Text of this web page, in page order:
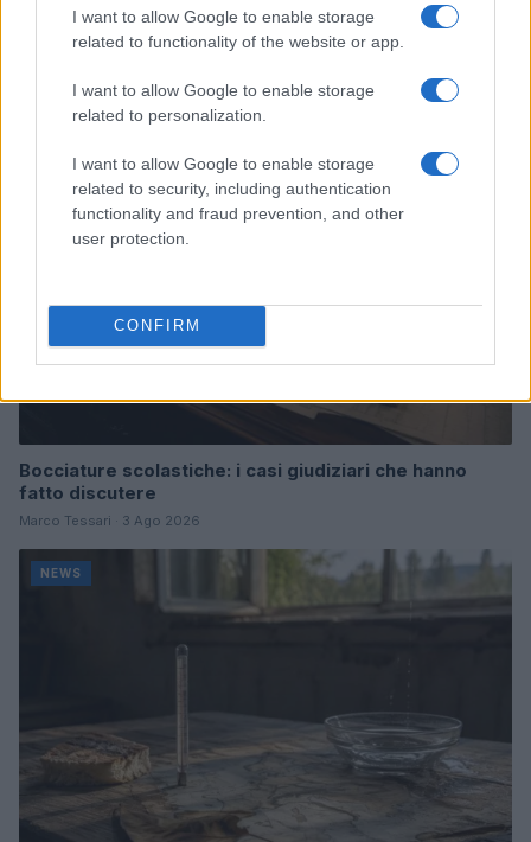
I want to allow Google to enable storage
related to functionality of the website or app.
I want to allow Google to enable storage
related to personalization.
I want to allow Google to enable storage
related to security, including authentication
functionality and fraud prevention, and other
user protection.
CONFIRM
Don Antonio Mazzi: l’ultimo saluto a Milano tra
Marco Tessari · 3 Ago 2026
Bocciature scolastiche: i casi giudiziari che hanno
fatto discutere
Marco Tessari · 3 Ago 2026
NEWS